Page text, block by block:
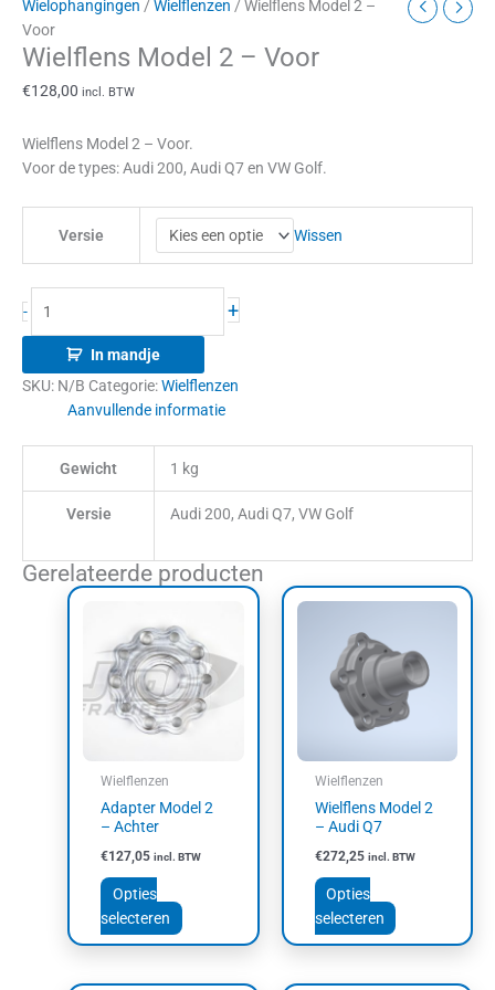
Wielophangingen / Wielflenzen / Wielflens Model 2 –
Voor
Wielflens Model 2 – Voor
€128,00 incl. BTW
Wielflens Model 2 – Voor.
Voor de types: Audi 200, Audi Q7 en VW Golf.
Versie Wissen
- +
In mandje
SKU: N/B Categorie:Wielflenzen
Aanvullende informatie
Gewicht 1 kg
Versie Audi 200, Audi Q7, VW Golf
Gerelateerde producten
Wielflenzen
Adapter Model 2
– Achter
€127,05 incl. BTW
Opties
selecteren
heeft
meerdere
variaties.
Deze
worden
de
Wielflenzen
Wielflens Model 2
– Audi Q7
€272,25 incl. BTW
Opties
selecteren
Dit
heeft
meerdere
variaties.
Deze
worden
de